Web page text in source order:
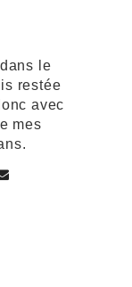
le
restée
avec
mes